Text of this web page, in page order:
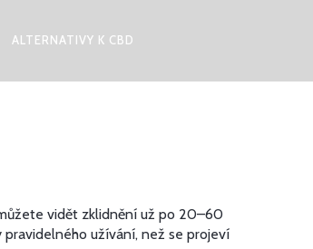
ALTERNATIVY K CBD
vidět zklidnění už po 20–60
užívání, než se projeví